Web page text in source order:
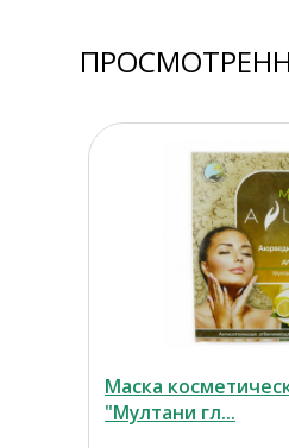
Маска
"Мултани гл...